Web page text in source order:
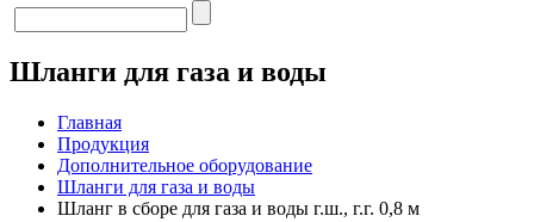
Шланги для газа и воды
Главная
Продукция
Дополнительное оборудование
Шланги для газа и воды
Шланг в сборе для газа и воды г.ш., г.г. 0,8 м